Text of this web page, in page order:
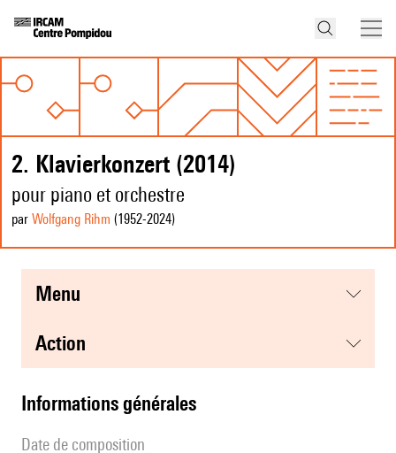
2. Klavierkonzert (2014)
pour piano et orchestre
par Wolfgang Rihm (1952-2024)
menu
action
informations générales
date de composition